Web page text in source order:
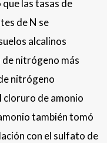
las tasas de
de N se
alcalinos
de nitrógeno más
nitrógeno
cloruro de amonio
también tomó
con el sulfato de